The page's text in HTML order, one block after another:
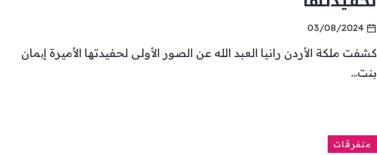
03/08/2024
كشفت ملكة الأردن رانيا العبد الله عن الصور الأولى لحفيدتها الأميرة إیمان
بنت...
متفرقات